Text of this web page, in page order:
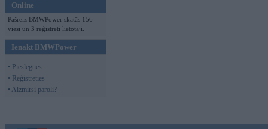
Online
Pašreiz BMWPower skatās 156
viesi un 3 reģistrēti lietotāji.
Ienākt BMWPower
• Pieslēgties
• Reģistrēties
• Aizmirsi paroli?